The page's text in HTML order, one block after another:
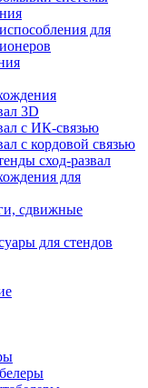
для
3D
с ИК-связью
с кордовой связью
сход-развал
для
сдвижные
для стендов